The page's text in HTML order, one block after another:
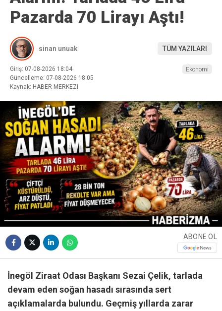
Pazarda 70 Lirayı Aştı!
sinan unuak TÜM YAZILARI
Giriş: 07-08-2026 18:04
Güncelleme: 07-08-2026 18:05
Kaynak: HABER MERKEZI
Ekonomi
ABONE OL
İnegöl Ziraat Odası Başkanı Sezai Çelik, tarlada
devam eden soğan hasadı sırasında sert
açıklamalarda bulundu. Geçmiş yıllarda zarar